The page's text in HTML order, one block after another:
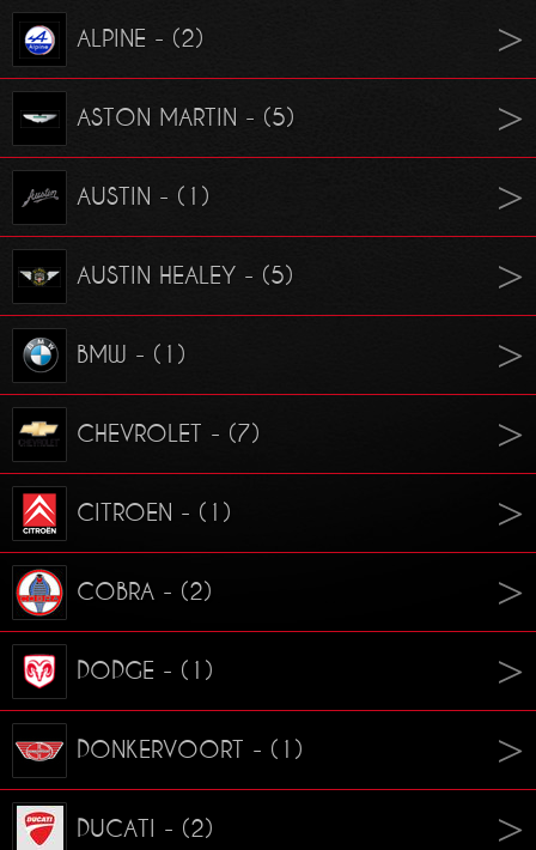
ALPINE - (2)
ASTON MARTIN - (5)
AUSTIN - (1)
AUSTIN HEALEY - (5)
BMW - (1)
CHEVROLET - (7)
CITROEN - (1)
COBRA - (2)
DODGE - (1)
DONKERVOORT - (1)
DUCATI - (2)